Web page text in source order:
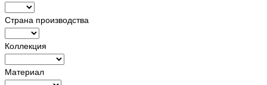
Страна производства
Коллекция
Материал